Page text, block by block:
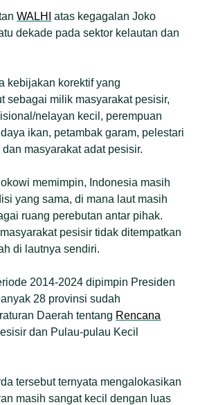
WALHI
atas kegagalan Joko
dekade pada sektor kelautan dan
kebijakan korektif yang
sebagai milik masyarakat pesisir,
nelayan kecil, perempuan
ikan, petambak garam, pelestari
masyarakat adat pesisir.
memimpin, Indonesia masih
yang sama, di mana laut masih
ruang perebutan antar pihak.
pesisir tidak ditempatkan
di lautnya sendiri.
2014-2024 dipimpin Presiden
28 provinsi sudah
Daerah tentang Rencana
dan Pulau-pulau Kecil
tersebut ternyata mengalokasikan
masih sangat kecil dengan luas